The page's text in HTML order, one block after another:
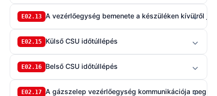
E02.13 A vezérlőegység bemenete a készüléken kívülről
E02.15 Külső CSU időtúllépés
E02.16 Belső CSU időtúllépés
E02.17 A gázszelep vezérlőegység kommunikációja